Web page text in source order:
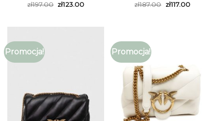
zł197.00 zł123.00
zł187.00 zł117.00
Promocja! Promocja!